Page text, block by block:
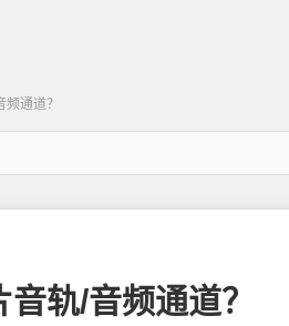
通道？
轨/音频通道？